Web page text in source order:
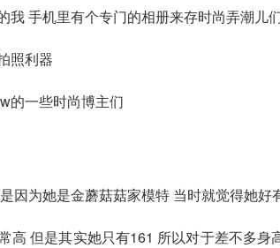
我 手机里有个专门的相册来存时尚弄潮儿
照利器
的一些时尚博主们
因为她是金蘑菇菇家模特 当时就觉得她好
高 但是其实她只有161 所以对于差不多身